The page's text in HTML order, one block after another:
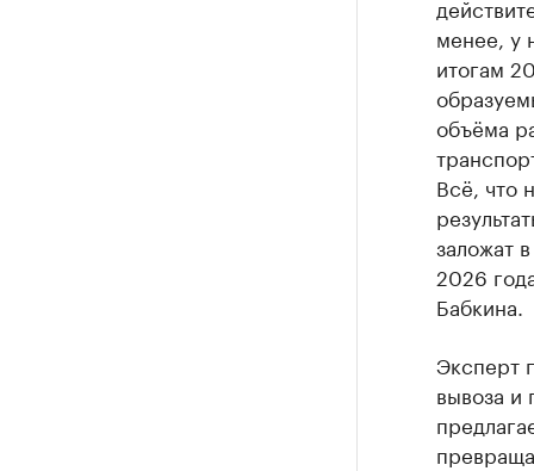
менее, у
итогам
объёма
Всё, что
заложат
2026
Бабкина.
Эксперт
вывоза и